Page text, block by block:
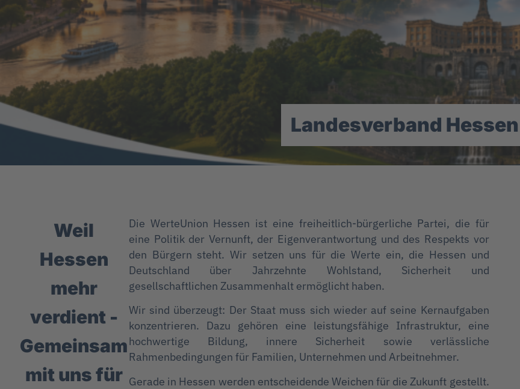
Landesverband Hessen
Weil
Hessen
mehr
verdient -
Gemeinsam
mit uns für
Die WerteUnion Hessen ist eine freiheitlich-bürgerliche Partei, die für
eine Politik der Vernunft, der Eigenverantwortung und des Respekts vor
den Bürgern steht. Wir setzen uns für die Werte ein, die Hessen und
Deutschland über Jahrzehnte Wohlstand, Sicherheit und
gesellschaftlichen Zusammenhalt ermöglicht haben.
Wir sind überzeugt: Der Staat muss sich wieder auf seine Kernaufgaben
konzentrieren. Dazu gehören eine leistungsfähige Infrastruktur, eine
hochwertige Bildung, innere Sicherheit sowie verlässliche
Rahmenbedingungen für Familien, Unternehmen und Arbeitnehmer.
Gerade in Hessen werden entscheidende Weichen für die Zukunft gestellt.